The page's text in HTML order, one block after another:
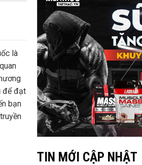
là
để đạt
bạn
TIN MỚI CẬP NHẬT